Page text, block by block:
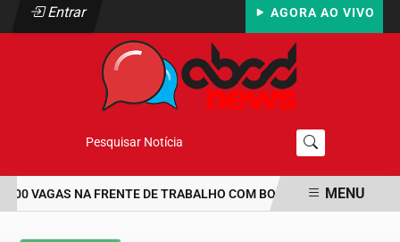
Entrar AGORA AO VIVO
Pesquisar Notícia
VAGAS NA FRENTE DE TRABALHO COM BOLSA DE UM SALÁRIO-
MENU